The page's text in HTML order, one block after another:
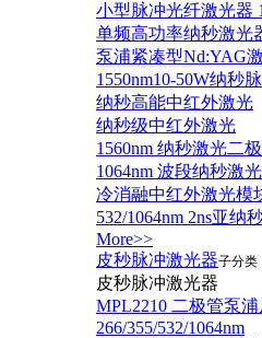
小型脉冲光纤激光器
单频高功率纳秒激光
泵浦紧凑型Nd:YAG
1550nm10-50W纳秒
纳秒高能中红外激光
纳秒级中红外激光
1560nm 纳秒激光二
1064nm 波段纳秒激
冷消融中红外激光模
532/1064nm 2ns亚纳
More>>
皮秒脉冲激光器子分类
皮秒脉冲激光器
​MPL2210 二极管泵
266/355/532/1064nm